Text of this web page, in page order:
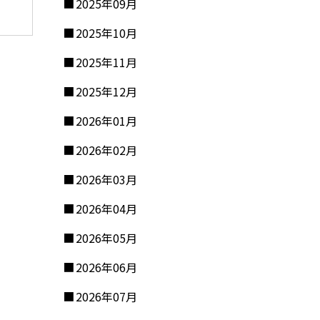
2025年09月
2025年10月
2025年11月
2025年12月
2026年01月
2026年02月
2026年03月
2026年04月
2026年05月
2026年06月
2026年07月